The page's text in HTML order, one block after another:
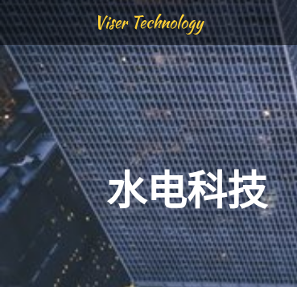
Viser Technology
水电科技